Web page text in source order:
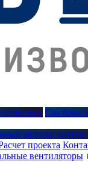
Системы
монтаж систем
проекта
вентиляторы